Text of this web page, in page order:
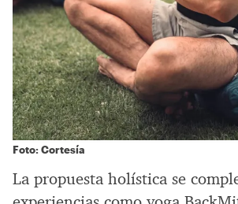
Foto: Cortesía
La propuesta holística se